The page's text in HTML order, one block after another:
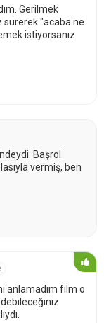
Gerilmek
sürerek "acaba ne
istiyorsanız
Başrol
vermiş, ben
anlamadım film o